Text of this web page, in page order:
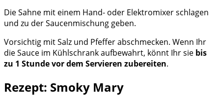
Die Sahne mit einem Hand- oder Elektromixer schlagen
und zu der Saucenmischung geben.
Vorsichtig mit Salz und Pfeffer abschmecken. Wenn Ihr
die Sauce im Kühlschrank aufbewahrt, könnt Ihr sie bis
zu 1 Stunde vor dem Servieren zubereiten.
Rezept: Smoky Mary